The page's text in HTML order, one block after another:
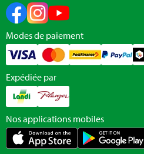
Modes de paiement
Expédiée par
Nos applications mobiles